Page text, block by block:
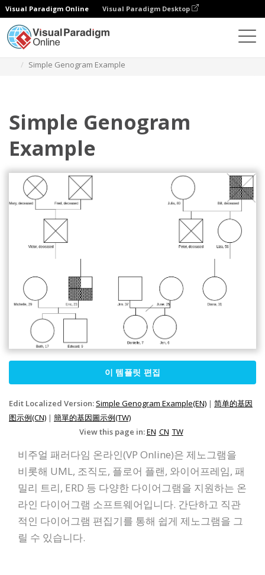
Visual Paradigm Online Visual Paradigm Desktop
Simple Genogram Example
Simple Genogram
Example
이 템플릿 편집
Edit Localized Version: Simple Genogram Example(EN) | 简单的基因
图示例(CN) | 簡單的基因圖示例(TW)
View this page in:EN CN TW
비주얼 패러다임 온라인(VP Online)은 제노그램을
비롯해 UML, 조직도, 플로어 플랜, 와이어프레임, 패
밀리 트리, ERD 등 다양한 다이어그램을 지원하는 온
라인 다이어그램 소프트웨어입니다. 간단하고 직관
적인 다이어그램 편집기를 통해 쉽게 제노그램을 그
릴 수 있습니다.